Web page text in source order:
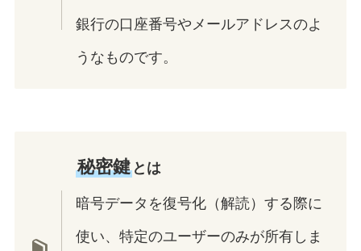
銀行の口座番号やメールアドレスのよ
うなものです。
秘密鍵 とは
暗号データを復号化（解読）する際に
使い、特定のユーザーのみが所有しま